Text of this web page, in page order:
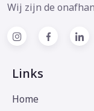
Wij zijn de
Links
Home